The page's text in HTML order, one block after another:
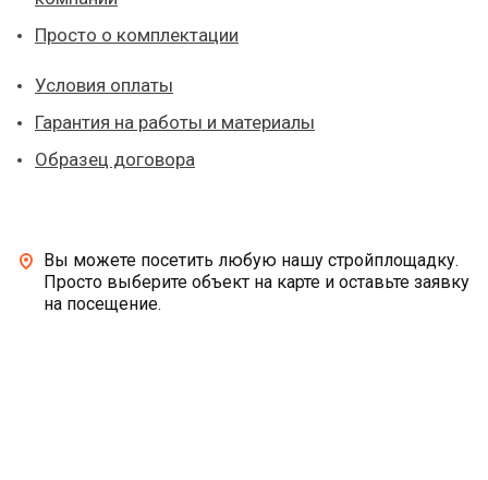
Просто о комплектации
Условия оплаты
Гарантия на работы и материалы
Образец договора
Вы можете посетить любую нашу стройплощадку.
Просто выберите объект на карте и оставьте заявку
на посещение.